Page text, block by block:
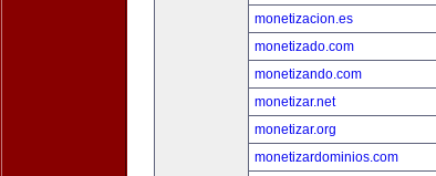
monetizacion.es
monetizado.com
monetizando.com
monetizar.net
monetizar.org
monetizardominios.com